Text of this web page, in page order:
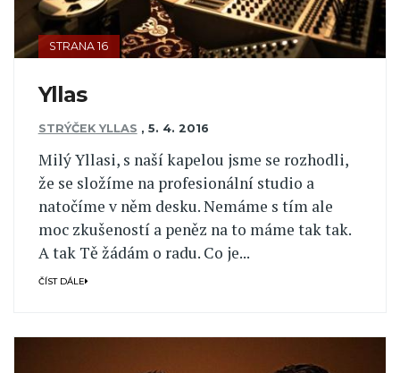
STRANA 16
Yllas
STRÝČEK YLLAS , 5. 4. 2016
Milý Yllasi, s naší kapelou jsme se rozhodli,
že se složíme na profesionální studio a
natočíme v něm desku. Nemáme s tím ale
moc zkušeností a peněz na to máme tak tak.
A tak Tě žádám o radu. Co je...
ČÍST DÁLE